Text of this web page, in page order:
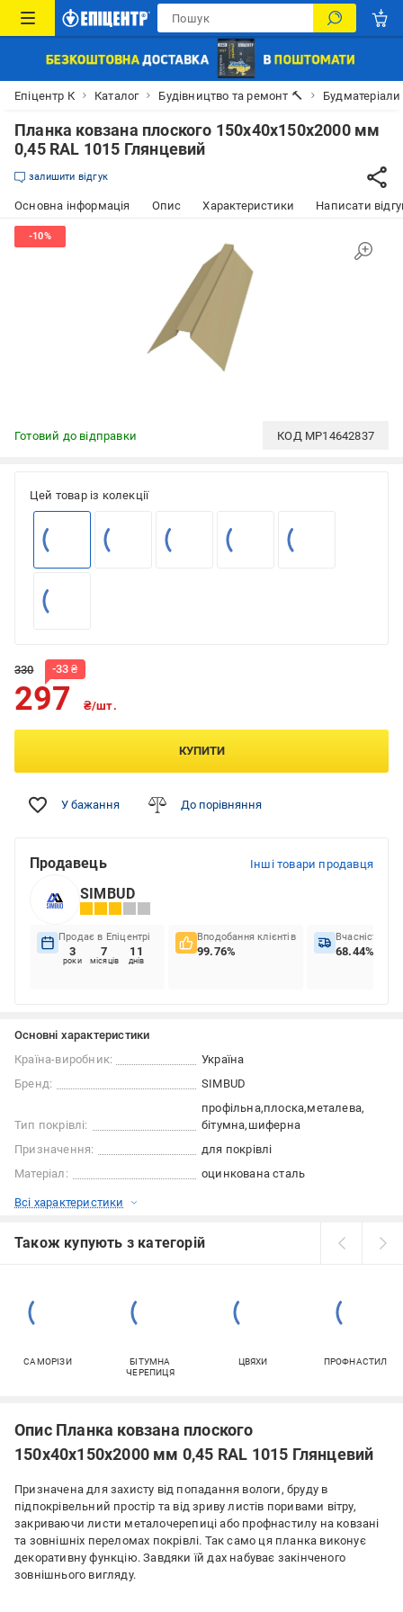
Епіцентр К Каталог Будівництво та ремонт 🔨 Будматеріали
Планка ковзана плоского 150х40х150х2000 мм
0,45 RAL 1015 Глянцевий
залишити відгук
Основна інформація Опис Характеристики Написати
Готовий до відправки КОД MP14642837
Цей товар із колекції
330 -33 ₴
297 ₴/шт.
КУПИТИ
У бажання До порівняння
Продавець Інші товари продавця
SIMBUD
Продає в Епіцентрі
3
роки
7
місяців
11
днів
Вподобання клієнтів
99.76%
Вчасність
68.44%
Основні характеристики
Країна-виробник:
Україна
Бренд:
SIMBUD
Тип покрівлі:
профільна плоска металева
бітумна шиферна
Призначення:
для покрівлі
Матеріал:
оцинкована сталь
Всі характеристики
Також купують з категорій
САМОРІЗИ
БІТУМНА
ЧЕРЕПИЦЯ
ЦВЯХИ ПРОФНАСТИЛ
Опис Планка ковзана плоского
150х40х150х2000 мм 0,45 RAL 1015 Глянцевий
Призначена для захисту від попадання вологи, бруду в
підпокрівельний простір та від зриву листів поривами вітру,
закриваючи листи металочерепиці або профнастилу на ковзані
та зовнішніх переломах покрівлі. Так само ця планка виконує
декоративну функцію. Завдяки їй дах набуває закінченого
зовнішнього вигляду.